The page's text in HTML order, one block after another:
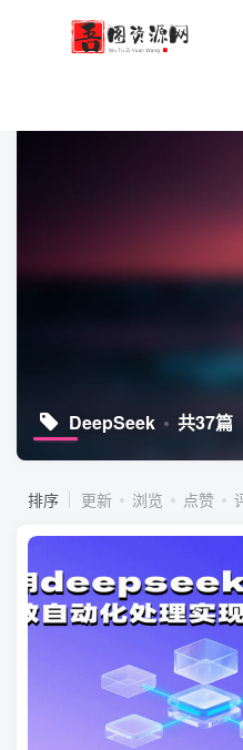
DeepSeek 共37篇
排序 更新 浏览 点赞